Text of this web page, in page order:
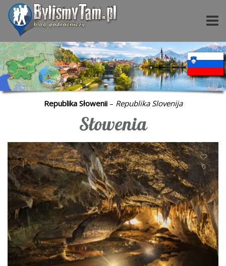
Republika Słowenii– Republika Slovenija
Słowenia
0